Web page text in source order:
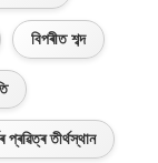
বিপৰীত শব্দ
প্ৰৱিত্ৰ তীৰ্থস্থান